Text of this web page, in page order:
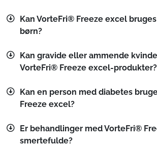
Kan VorteFri® Freeze excel
børn?
Kan gravide eller ammende
VorteFri® Freeze excel-produkter?
Kan en person med diabetes
Freeze excel?
Er behandlinger med VorteFri®
smertefulde?